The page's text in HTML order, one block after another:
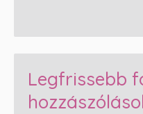
Legfrissebb